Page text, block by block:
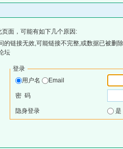
面，可能有如下几个原因:
的链接无效,可能链接不完整,或数据已被删
坛
登录
用户名
Email
密 码
隐身登录